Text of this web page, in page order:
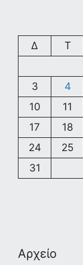
Δ
Τ
3
4
10
11
17
18
24
25
31
Αρχείο